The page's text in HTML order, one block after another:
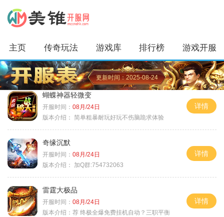
主页 传奇玩法 游戏库 排行榜 游戏开服
更新时间：2025-08-24
蝴蝶神器轻微变
开服时间： 08月/24日
版本介绍： 简单粗暴耐玩好玩不伤脑跪求体验
详情
奇缘沉默
开服时间： 08月/24日
版本介绍：
加Q群:754732063
详情
雷霆大极品
开服时间： 08月/24日
版本介绍： 荐 终极全爆免费挂机自动？三职平衡
详情